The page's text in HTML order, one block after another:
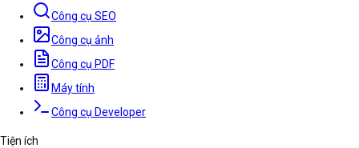
Công cụ SEO
Công cụ ảnh
Công cụ PDF
Máy tính
Công cụ Developer
Tiện ích